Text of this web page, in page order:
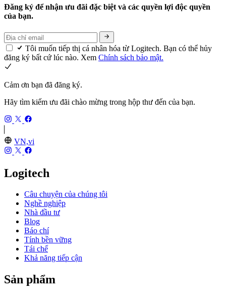
Đăng ký để nhận ưu đãi đặc biệt và các quyền lợi độc quyền
của bạn.
Tôi muốn tiếp thị cá nhân hóa từ Logitech. Bạn có thể hủy
đăng ký bất cứ lúc nào. Xem Chính sách bảo mật.
Cảm ơn bạn đã đăng ký.
Hãy tìm kiếm ưu đãi chào mừng trong hộp thư đến của bạn.
VN,vi
Logitech
Câu chuyện của chúng tôi
Nghề nghiệp
Nhà đầu tư
Blog
Báo chí
Tính bền vững
Tái chế
Khả năng tiếp cận
Sản phẩm